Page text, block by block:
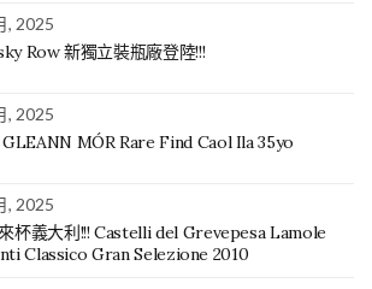
, 2025
Row 新獨立裝瓶廠登陸!!!
, 2025
MÓR Rare Find Caol Ila 35yo
, 2025
杯義大利!!! Castelli del Grevepesa Lamole
Classico Gran Selezione 2010